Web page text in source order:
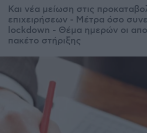
Και νέα μείωση στις
επιχειρήσεων - Μέτρα όσο
lockdown - Θέμα ημερών οι
πακέτο στήριξης